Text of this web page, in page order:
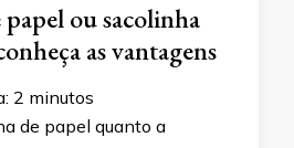
ou sacolinha
as vantagens
2 minutos
de papel quanto a